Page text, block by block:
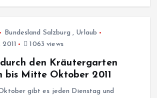
Bundesland Salzburg , Urlaub
1063 views
durch den Kräutergarten
bis Mitte Oktober 2011
gibt es jeden Dienstag und